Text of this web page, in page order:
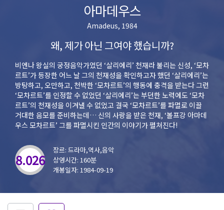
아마데우스
Amadeus, 1984
왜, 제가 아닌 그여야 했습니까?
비엔나 왕실의 궁정음악가였던 ‘살리에리’ 천재라 불리는 신성, ‘모차
르트’가 등장한 어느 날 그의 천재성을 확인하고자 했던 ‘살리에리’는
방탕하고, 오만하고, 천박한 ‘모차르트’의 행동에 충격을 받는다 그런
‘모차르트’를 인정할 수 없었던 ‘살리에리’는 부던한 노력에도 ‘모차
르트’의 천재성을 이겨낼 수 없었고 결국 ‘모차르트’를 파멸로 이끌
거대한 음모를 준비하는데… 신의 사랑을 받은 천재, ‘볼프강 아마데
우스 모차르트’ 그를 파멸시킨 인간의 이야기가 펼쳐진다!
8.026
장르: 드라마,역사,음악
상영시간: 160분
개봉일자: 1984-09-19